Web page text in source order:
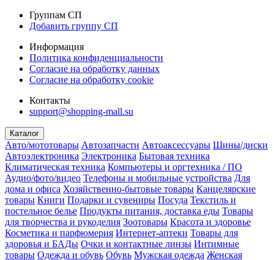
Группам СП
Добавить группу СП
Информация
Политика конфиденциальности
Согласие на обработку данных
Согласие на обработку cookie
Контакты
support@shopping-mall.su
Каталог
Авто/мототовары Автозапчасти Автоаксессуары Шины/диски
Автоэлектроника Электроника Бытовая техника
Климатическая техника Компьютеры и оргтехника / ПО
Аудио/фото/видео Телефоны и мобильные устройства Для
дома и офиса Хозяйственно-бытовые товары Канцелярские
товары Книги Подарки и сувениры Посуда Текстиль и
постельное белье Продукты питания, доставка еды Товары
для творчества и рукоделия Зоотовары Красота и здоровье
Косметика и парфюмерия Интернет-аптеки Товары для
здоровья и БАДы Очки и контактные линзы Интимные
товары Одежда и обувь Обувь Мужская одежда Женская